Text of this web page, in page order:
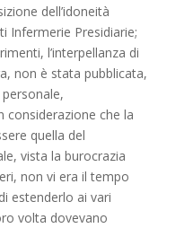
dell’idoneità
Infermerie Presidiarie;
l’interpellanza di
non è stata pubblicata,
considerazione che la
quella del
vista la burocrazia
non vi era il tempo
estenderlo ai vari
volta dovevano